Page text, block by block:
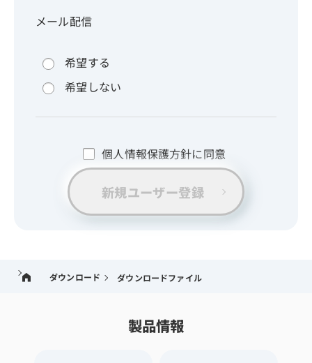
メール配信
希望する
希望しない
個人情報保護方針に同意
新規ユーザー登録
ダウンロード ダウンロードファイル
製品情報